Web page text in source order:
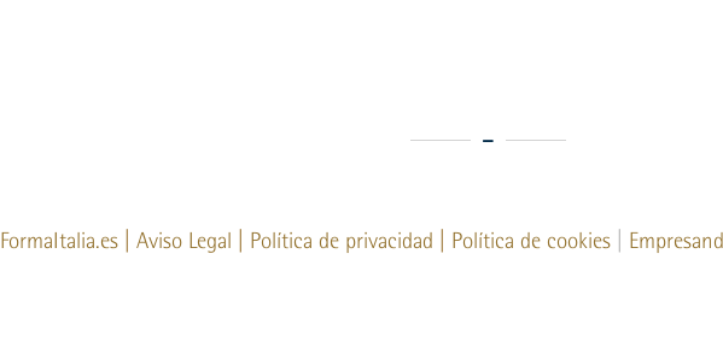
FormaItalia.es Aviso Legal Política de privacidad Política de cookies